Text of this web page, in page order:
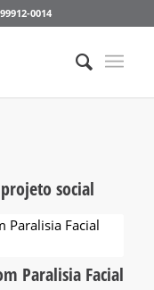
0014
social
Paralisia Facial